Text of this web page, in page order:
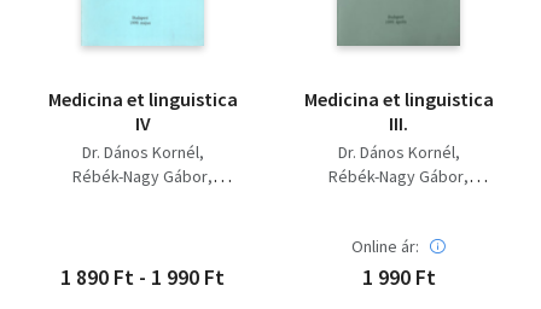
Medicina et linguistica
IV
Dr. Dános Kornél
Rébék-Nagy Gábor
1 890 Ft - 1 990 Ft
Medicina et linguistica
III.
Dr. Dános Kornél
Rébék-Nagy Gábor
Online ár:
1 990 Ft